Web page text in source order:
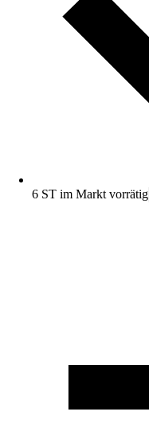
6 ST im Markt vorrätig